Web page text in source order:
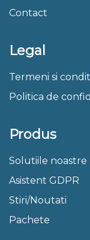
Contact
Legal
Termeni si
Politica de
Produs
Solutiile noastre
Asistent GDPR
Stiri/Noutati
Pachete